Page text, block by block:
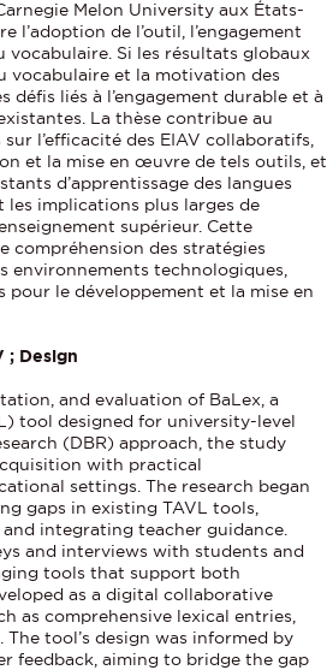
Melon University aux États-
l’adoption de l’outil, l’engagement
vocabulaire. Si les résultats globaux
vocabulaire et la motivation des
défis liés à l’engagement durable et à
La thèse contribue au
l’efficacité des EIAV collaboratifs,
et la mise en œuvre de tels outils, et
d’apprentissage des langues
les implications plus larges de
supérieur. Cette
compréhension des stratégies
environnements technologiques,
le développement et la mise en
; Design
and evaluation of BaLex, a
tool designed for university-level
(DBR) approach, the study
with practical
settings. The research began
gaps in existing TAVL tools,
integrating teacher guidance.
and interviews with students and
tools that support both
as a digital collaborative
as comprehensive lexical entries,
tool’s design was informed by
feedback, aiming to bridge the gap